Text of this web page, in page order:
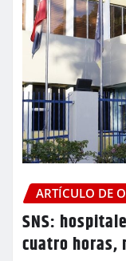
ARTÍCULO DE
SNS:
cuatro horas,